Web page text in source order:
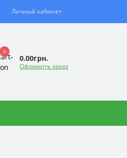
Личный кабинет
0
0.00грн.
Оформить заказ